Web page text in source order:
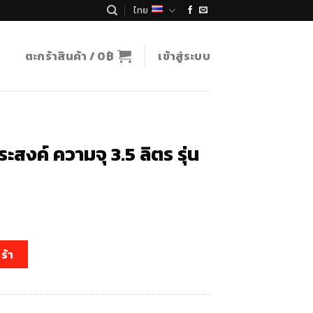
ไทย
ตะกร้าสินค้า / 0฿ เข้าสู่ระบบ
สงค์ ความจุ 3.5 ลิตร รุ่น
มจุ 3.5 ลิตร รุ่น EP-745 ชิ้น
า